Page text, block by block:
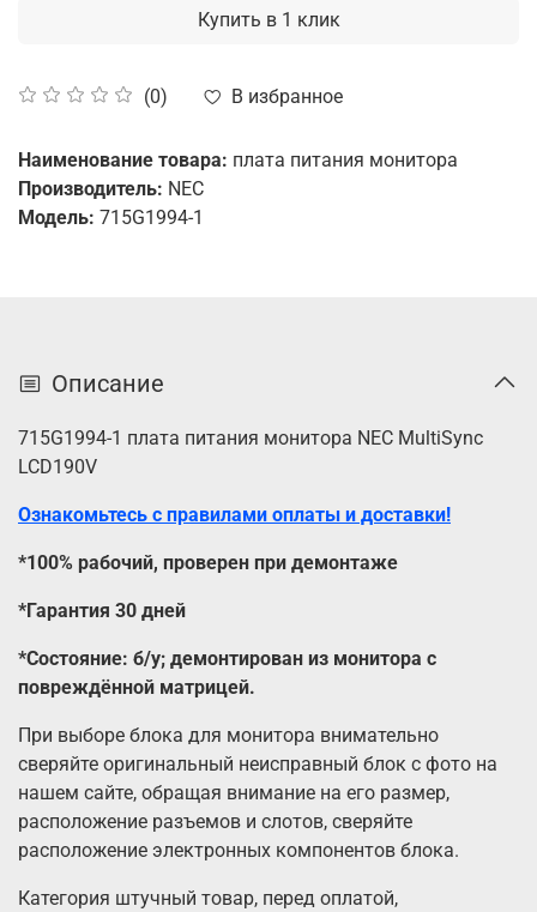
(0) В избранное
Купить в 1 клик
Наименование товара: плата питания монитора
Производитель: NEC
Модель: 715G1994-1
Описание
715G1994-1 плата питания монитора NEC MultiSync
LCD190V
Ознакомьтесь с правилами оплаты и доставки!
*100% рабочий, проверен при демонтаже
*Гарантия 30 дней
*Состояние: б/у; демонтирован из монитора с
повреждённой матрицей.
При выборе блока для монитора внимательно
сверяйте оригинальный неисправный блок с фото на
нашем сайте, обращая внимание на его размер,
расположение разъемов и слотов, сверяйте
расположение электронных компонентов блока.
Категория штучный товар, перед оплатой,